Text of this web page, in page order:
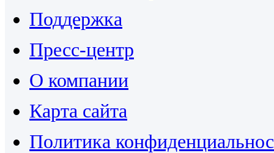
Поддержка
Пресс-центр
О компании
Карта сайта
Политика